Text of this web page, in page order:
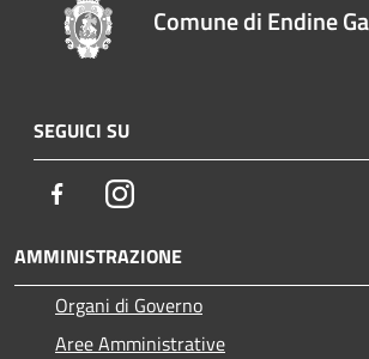
Comune di Endine
SEGUICI SU
FacebookInstagram
AMMINISTRAZIONE
Organi di Governo
Aree Amministrative